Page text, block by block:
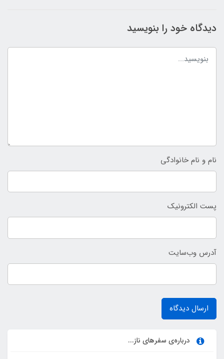
دیدگاه خود را بنویسید
نام و نام خانوادگی
پست الکترونیک
آدرس وب‌سایت
ارسال دیدگاه
درباره‌ی سفرهای ناز...